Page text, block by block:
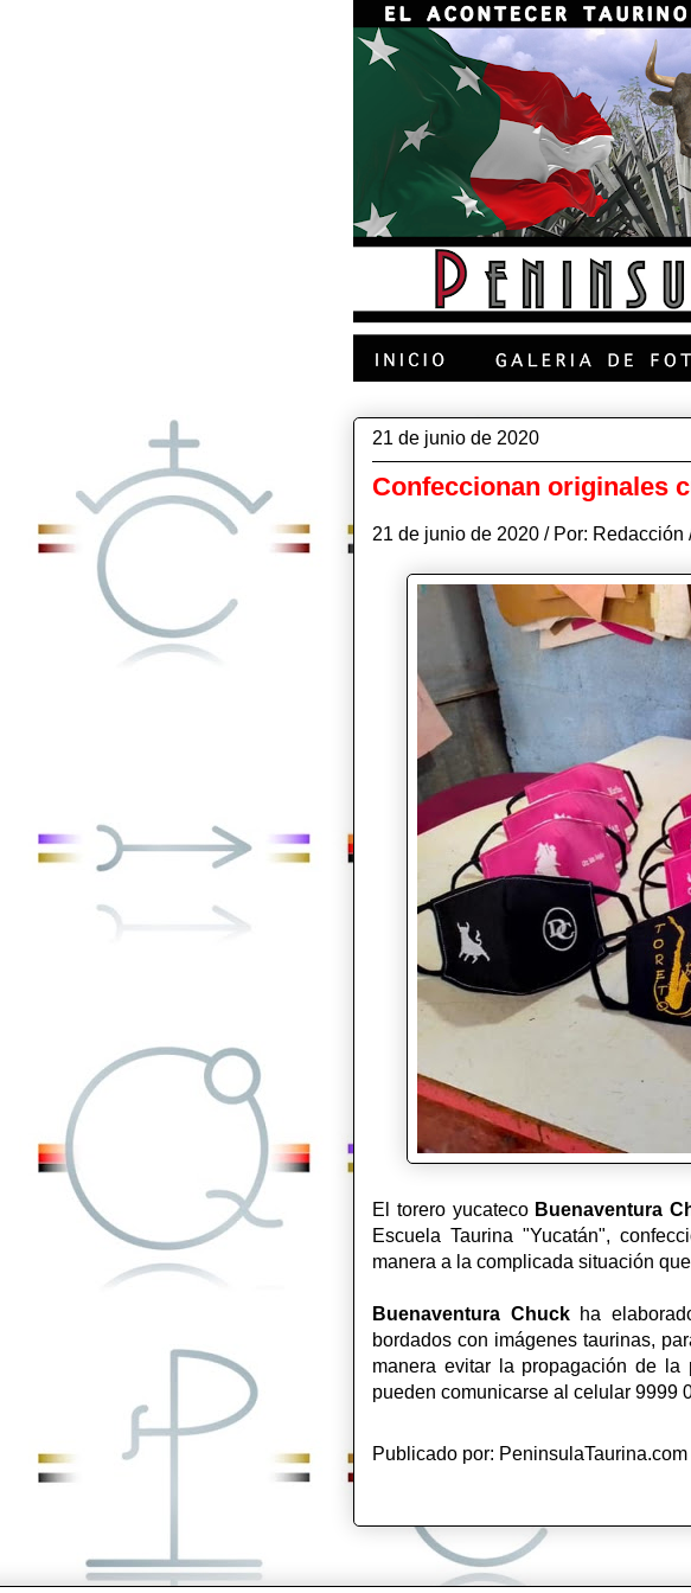
21 de junio de 2020
Confeccionan originales
21 de junio de 2020 / Por: Redacción
El torero yucateco Buenaventura
Escuela Taurina "Yucatán",
manera a la complicada situación
Buenaventura Chuckha
bordados con imágenes taurinas,
manera evitar la propagación de la
pueden comunicarse al celular 9999
Publicado por: PeninsulaTaurina.com